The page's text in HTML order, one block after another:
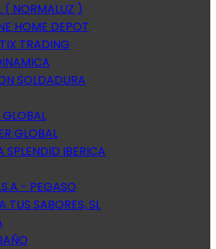
( NORMALUZ )
HOME DEPOT
TRADING
SOLDADURA
GLOBAL
SPLENDID IBERICA
- PEGASO
TUS SABORES, SL